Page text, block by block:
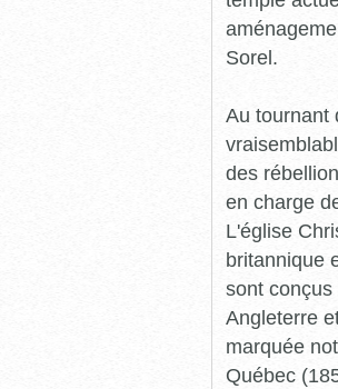
Sorel.
Au tournant
des
en charge
L'église
britannique
sont
Angleterre
marquée
Québec